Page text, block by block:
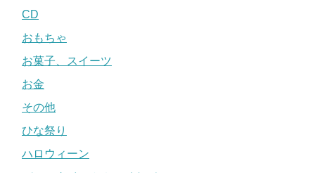
CD
おもちゃ
お菓子、スイーツ
お金
その他
ひな祭り
ハロウィーン